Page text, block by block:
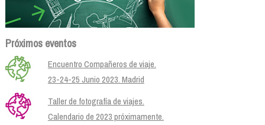
Próximos eventos
Encuentro Compañeros de viaje.
23-24-25 Junio 2023. Madrid
Taller de fotografía de viajes.
Calendario de 2023 próximamente.